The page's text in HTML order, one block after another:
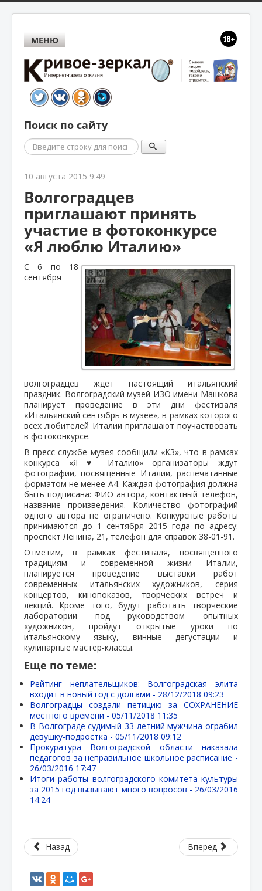
МЕНЮ
Поиск по сайту
Поиск
10 августа 2015 9:49
Волгоградцев
приглашают принять
участие в фотоконкурсе
«Я люблю Италию»
С 6 по 18
сентября
волгоградцев ждет настоящий итальянский
праздник. Волгоградский музей ИЗО имени Машкова
планирует проведение в эти дни фестиваля
«Итальянский сентябрь в музее», в рамках которого
всех любителей Италии приглашают поучаствовать
в фотоконкурсе.
В пресс-службе музея сообщили «КЗ», что в рамках
конкурса «Я ♥ Италию» организаторы ждут
фотографии, посвященные Италии, распечатанные
форматом не менее А4. Каждая фотография должна
быть подписана: ФИО автора, контактный телефон,
название произведения. Количество фотографий
одного автора не ограничено. Конкурсные работы
принимаются до 1 сентября 2015 года по адресу:
проспект Ленина, 21, телефон для справок 38-01-91.
Отметим, в рамках фестиваля, посвященного
традициям и современной жизни Италии,
планируется проведение выставки работ
современных итальянских художников, серия
концертов, кинопоказов, творческих встреч и
лекций. Кроме того, будут работать творческие
лаборатории под руководством опытных
художников, пройдут открытые уроки по
итальянскому языку, винные дегустации и
кулинарные мастер-классы.
Еще по теме:
Рейтинг неплательщиков: Волгоградская элита
входит в новый год с долгами - 28/12/2018 09:23
Волгоградцы создали петицию за СОХРАНЕНИЕ
местного времени - 05/11/2018 11:35
В Волгограде судимый 33-летний мужчина ограбил
девушку-подростка - 05/11/2018 09:12
Прокуратура Волгоградской области наказала
педагогов за неправильное школьное расписание -
26/03/2016 17:47
Итоги работы волгоградского комитета культуры
за 2015 год вызывают много вопросов - 26/03/2016
14:24
Назад Вперед